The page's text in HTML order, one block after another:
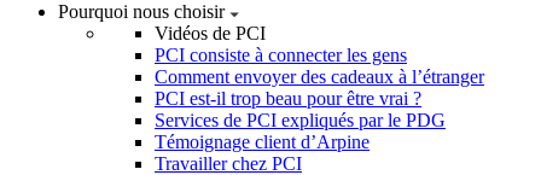
Pourquoi nous choisir
Vidéos de PCI
PCI consiste à connecter les gens
Comment envoyer des cadeaux à l’étranger
PCI est-il trop beau pour être vrai ?
Services de PCI expliqués par le PDG
Témoignage client d’Arpine
Travailler chez PCI